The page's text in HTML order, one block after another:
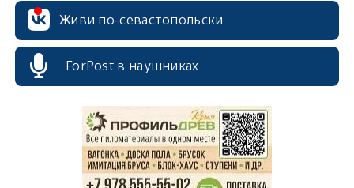
Живи по-севастопольски
ForPost в наушниках
erid: 2SDnjdPjgYS